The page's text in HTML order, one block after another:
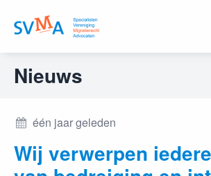
Nieuws
één jaar geleden
Wij verwerpen